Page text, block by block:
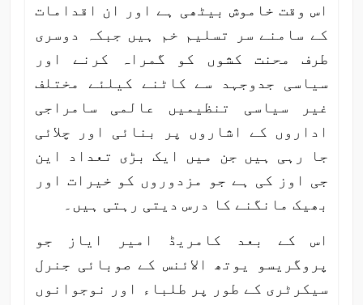
اس وقت خاموش بیٹھی ہے اور ان اقدامات
کے سامنے سر تسلیم خم ہیں جبکہ دوسری
طرف محنت کشوں کو گمراہ کرنے اور
سیاسی جدوجہد سے کاٹنے کیلئے مختلف
غیر سیاسی تنظیمیں عالمی سامراجی
اداروں کے اشاروں پر بنائی اور چلائی
جا رہی ہیں جن میں ایک بڑی تعداد این
جی اوز کی ہے جو مزدوروں کو خیرات اور
بھیک مانگنے کا درس دیتی رہتی ہیں۔
اس کے بعد کامریڈ امیر ایاز جو
پروگریسو یوتھ الائنس کے صوبائی جنرل
سیکرٹری کے طور پر طلباء اور نوجوانوں